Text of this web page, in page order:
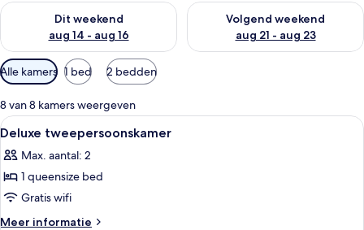
Dit weekend
aug 14 - aug 16
De beschikbaarheid controleren voor dit weekend aug 14 -
Volgend weekend
aug 21 - aug 23
De beschikbaarheid
Beschikbare
filters
voor
kamers
Alle kamers 1 bed 2 bedden
8 van 8 kamers weergeven
Alle
foto's
voor
Deluxe
tweepersoonskamer
laden
Hotelkamer met een bed, twee
6
Deluxe tweepersoonskamer
Max. aantal: 2
1 queensize bed
Gratis wifi
Meer informatie
Meer